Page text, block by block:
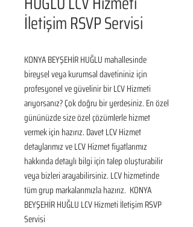
İletişim RSVP Servisi
KONYA BEYŞEHİR HUĞLU mahallesinde
bireysel veya kurumsal davetininiz için
profesyonel ve güvelinir bir LCV Hizmeti
arıyorsanız? Çok doğru bir yerdesiniz. En özel
gününüzde size özel çözümlerle hizmet
vermek için hazırız. Davet LCV Hizmet
detaylarımız ve LCV Hizmet fiyatlarımız
hakkında detaylı bilgi için talep oluşturabilir
veya bizleri arayabilirsiniz. LCV hizmetinde
tüm grup markalarımızla hazırız.  KONYA
BEYŞEHİR HUĞLU LCV Hizmeti İletişim RSVP
Servisi